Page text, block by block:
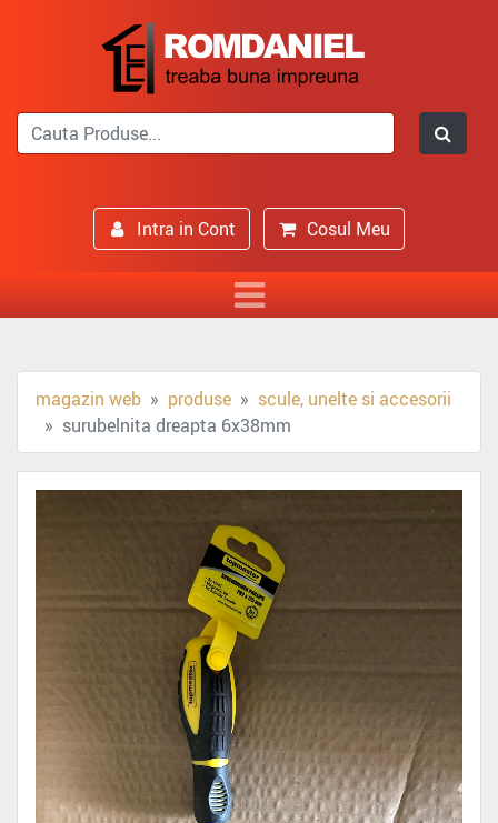
Intra in Cont Cosul Meu
magazin web produse
scule, unelte si accesorii
surubelnita dreapta 6x38mm